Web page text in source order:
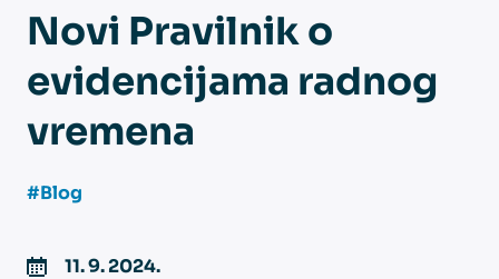
Računovođe
Program
Novi Pravilnik o
evidencijama radnog
vremena
#Blog
11. 9. 2024.